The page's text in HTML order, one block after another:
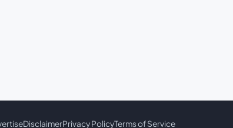
DisclaimerPrivacy PolicyTerms of Service